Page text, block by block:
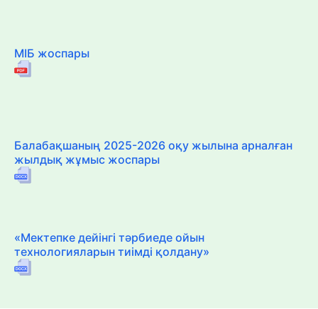
МІБ жоспары
Балабақшаның 2025-2026 оқу жылына арналған
жылдық жұмыс жоспары
«Мектепке дейінгі тәрбиеде ойын
технологияларын тиімді қолдану»